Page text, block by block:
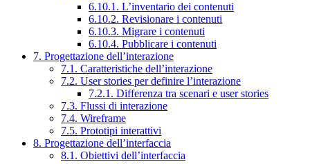
6.10.1. L’inventario dei contenuti
6.10.2. Revisionare i contenuti
6.10.3. Migrare i contenuti
6.10.4. Pubblicare i contenuti
7. Progettazione dell’interazione
7.1. Caratteristiche dell’interazione
7.2. User stories per definire l’interazione
7.2.1. Differenza tra scenari e user stories
7.3. Flussi di interazione
7.4. Wireframe
7.5. Prototipi interattivi
8. Progettazione dell’interfaccia
8.1. Obiettivi dell’interfaccia